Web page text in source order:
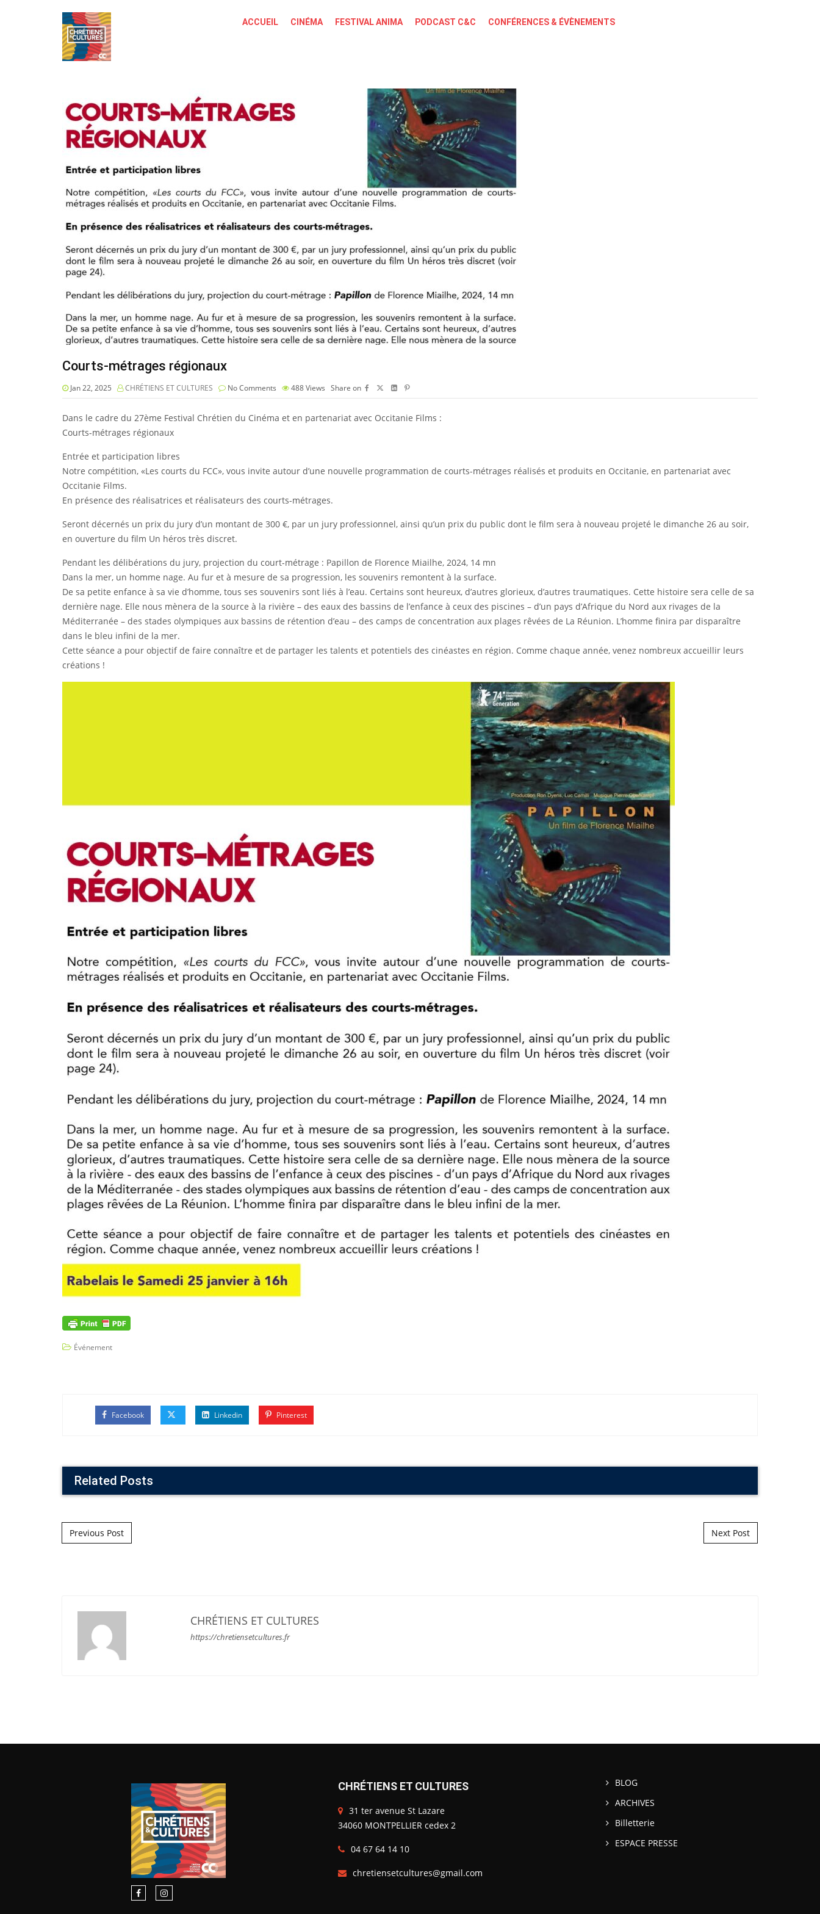
ACCUEIL CINÉMA FESTIVAL ANIMA PODCAST C&C CONFÉRENCES & ÉVÈNEMENTS
Courts-métrages régionaux
Jan 22, 2025 CHRÉTIENS ET CULTURES No Comments 488Views Share on
Dans le cadre du 27ème Festival Chrétien du Cinéma et en partenariat avec Occitanie Films :
Courts-métrages régionaux
Entrée et participation libres
Notre compétition, «Les courts du FCC», vous invite autour d’une nouvelle programmation de courts-métrages réalisés et produits en Occitanie, en partenariat avec
Occitanie Films.
En présence des réalisatrices et réalisateurs des courts-métrages.
Seront décernés un prix du jury d’un montant de 300 €, par un jury professionnel, ainsi qu’un prix du public dont le film sera à nouveau projeté le dimanche 26 au soir,
en ouverture du film Un héros très discret.
Pendant les délibérations du jury, projection du court-métrage : Papillon de Florence Miailhe, 2024, 14 mn
Dans la mer, un homme nage. Au fur et à mesure de sa progression, les souvenirs remontent à la surface.
De sa petite enfance à sa vie d’homme, tous ses souvenirs sont liés à l’eau. Certains sont heureux, d’autres glorieux, d’autres traumatiques. Cette histoire sera celle de sa
dernière nage. Elle nous mènera de la source à la rivière – des eaux des bassins de l’enfance à ceux des piscines – d’un pays d’Afrique du Nord aux rivages de la
Méditerranée – des stades olympiques aux bassins de rétention d’eau – des camps de concentration aux plages rêvées de La Réunion. L’homme finira par disparaître
dans le bleu infini de la mer.
Cette séance a pour objectif de faire connaître et de partager les talents et potentiels des cinéastes en région. Comme chaque année, venez nombreux accueillir leurs
créations !
Événement
Facebook Linkedin Pinterest
Related Posts
Post navigation
Previous Post Next Post
CHRÉTIENS ET CULTURES
https://chretiensetcultures.fr
CHRÉTIENS ET CULTURES
31 ter avenue St Lazare
34060 MONTPELLIER cedex 2
04 67 64 14 10
chretiensetcultures@gmail.com
BLOG
ARCHIVES
Billetterie
ESPACE PRESSE